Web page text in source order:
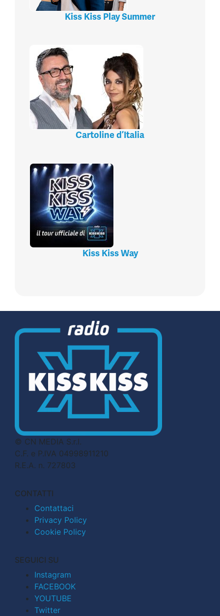
Kiss Kiss Play Summer
Cartoline d’Italia
Kiss Kiss Way
© CN MEDIA S.r.l.
C.F. e P.IVA 04998911210
R.E.A. n. 727803
CONTATTI
Contattaci
Privacy Policy
Cookie Policy
SEGUICI SU
Instagram
FACEBOOK
YOUTUBE
Twitter